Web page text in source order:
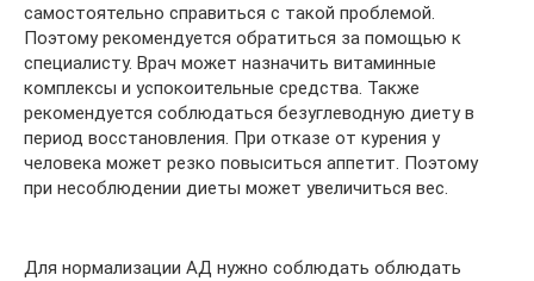
самостоятельно справиться с такой проблемой.
Поэтому рекомендуется обратиться за помощью к
специалисту. Врач может назначить витаминные
комплексы и успокоительные средства. Также
рекомендуется соблюдаться безуглеводную диету в
период восстановления. При отказе от курения у
человека может резко повыситься аппетит. Поэтому
при несоблюдении диеты может увеличиться вес.
Для нормализации АД нужно соблюдать облюдать